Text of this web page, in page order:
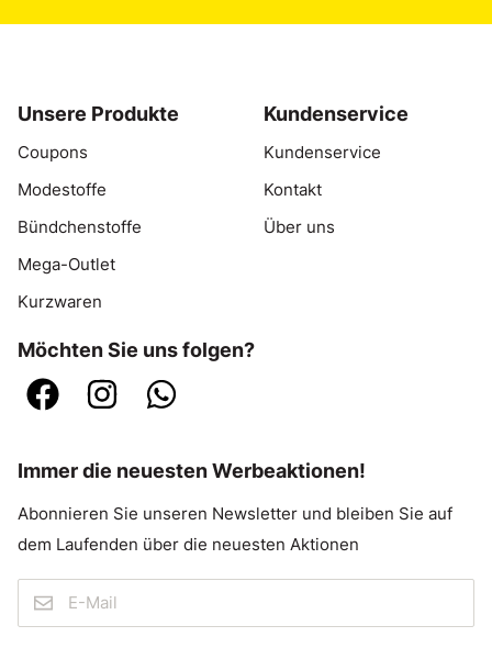
Unsere Produkte
Coupons
Modestoffe
Bündchenstoffe
Mega-Outlet
Kurzwaren
Kundenservice
Kundenservice
Kontakt
Über uns
Möchten Sie uns folgen?
Immer die neuesten Werbeaktionen!
Abonnieren Sie unseren Newsletter und bleiben Sie auf
dem Laufenden über die neuesten Aktionen